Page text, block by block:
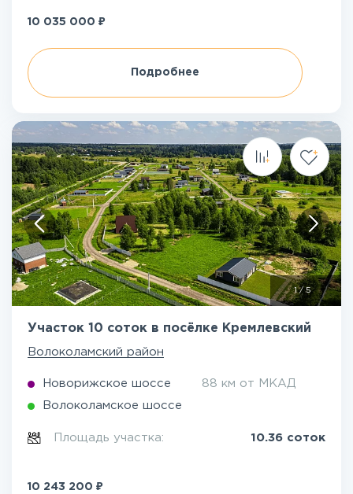
10 035 000 ₽
Подробнее
1/5
Участок 10 соток в посёлке Кремлевский
Волоколамский район
Новорижское шоссе 88 км от МКАД
Волоколамское шоссе
Площадь участка: 10.36 соток
10 243 200 ₽